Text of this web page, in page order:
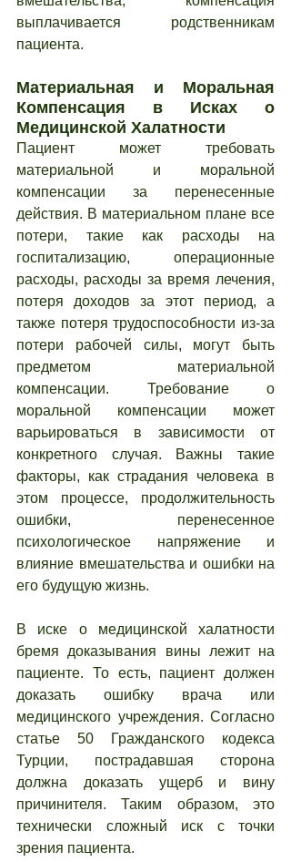
выплачивается родственникам
пациента.
Материальная и Моральная
Компенсация в Исках о
Медицинской Халатности
Пациент может требовать
материальной и моральной
компенсации за перенесенные
действия. В материальном плане все
потери, такие как расходы на
госпитализацию, операционные
расходы, расходы за время лечения,
потеря доходов за этот период, а
также потеря трудоспособности из-за
потери рабочей силы, могут быть
предметом материальной
компенсации. Требование о
моральной компенсации может
варьироваться в зависимости от
конкретного случая. Важны такие
факторы, как страдания человека в
этом процессе, продолжительность
ошибки, перенесенное
психологическое напряжение и
влияние вмешательства и ошибки на
его будущую жизнь.
В иске о медицинской халатности
бремя доказывания вины лежит на
пациенте. То есть, пациент должен
доказать ошибку врача или
медицинского учреждения. Согласно
статье 50 Гражданского кодекса
Турции, пострадавшая сторона
должна доказать ущерб и вину
причинителя. Таким образом, это
технически сложный иск с точки
зрения пациента.